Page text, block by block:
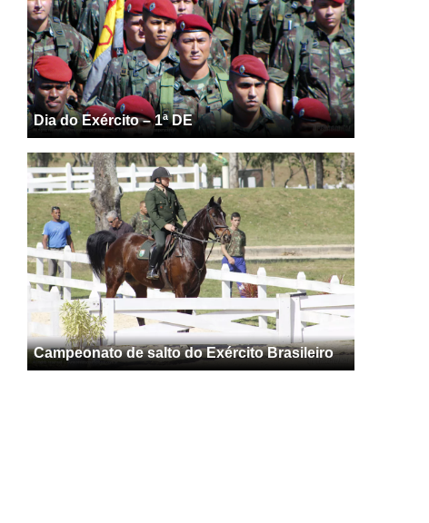
Dia do Exército – 1ª DE
Campeonato de salto do Exército Brasileiro